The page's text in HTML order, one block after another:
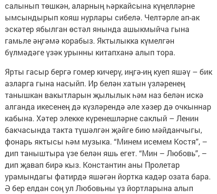
салынып төшкән, аларның һәркайсына күңелләрне
ымсындырып кояш нурлары сибелә. Челтәрле ап-ак
эскәтер ябылган өстәл янында ашыкмыйча гына
гамьле әңгәмә корабыз. Яктылыкка күмелгән
бүлмәдәге үзәк урынны китапханә алып тора.
Ярты гасыр бергә гомер кичерү, иңгә-иң куеп яшәү – бик
азларга гына насыйп. Ир белән хатын үзләренең
танышкан вакытларын җылылык һәм наз белән искә
алганда икесенең дә күзләрендә әле хәзер дә очкыннар
кабына. Хәтер элекке күренешләрне саклый – Ленин
бакчасында такта түшәлгән җәйге бию мәйданчыгы,
фонарь яктысы һәм музыка. “Минем исемем Костя”, –
дип таныштыра үзе белән яшь егет. “Мин – Любовь”, –
дип җавап бирә кыз. Константин аны Пролетар
урамындагы фатирдә яшәгән йортка кадәр озата бара.
Ә бер елдан соң ул Любовьны үз йортларына алып